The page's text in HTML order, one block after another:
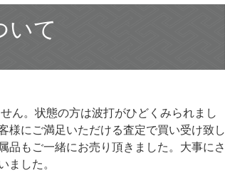
いて
ん。状態の方は波打がひどくみられまし
様にご満足いただける査定で買い受け致し
品もご一緒にお売り頂きました。大事にさ
した。